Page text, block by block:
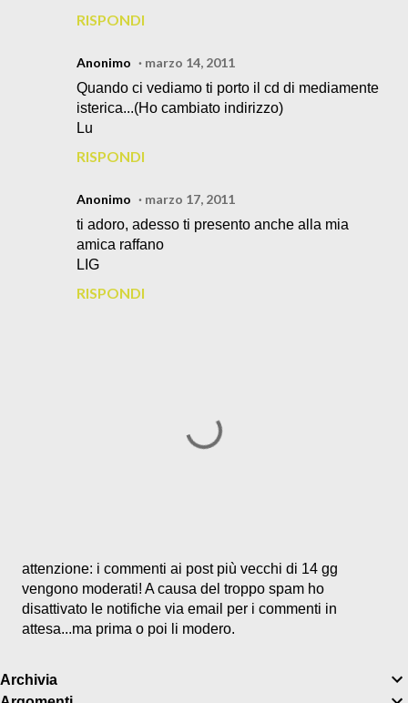
RISPONDI
Anonimo
marzo 14, 2011
Quando ci vediamo ti porto il cd di mediamente
isterica...(Ho cambiato indirizzo)
Lu
RISPONDI
Anonimo
marzo 17, 2011
ti adoro, adesso ti presento anche alla mia
amica raffano
LIG
RISPONDI
P
o
s
t
n
attenzione: i commenti ai post più vecchi di 14 gg
vengono moderati! A causa del troppo spam ho
disattivato le notifiche via email per i commenti in
attesa...ma prima o poi li modero.
Archivia